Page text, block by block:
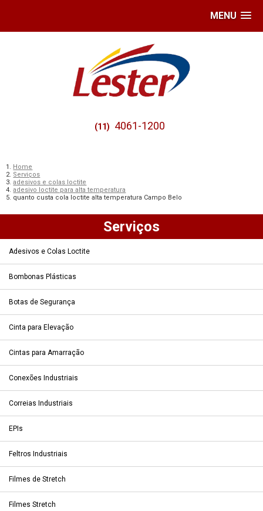
MENU
(11) 4061-1200
Home
Serviços
adesivos e colas loctite
adesivo loctite para alta temperatura
quanto custa cola loctite alta temperatura Campo Belo
Serviços
Adesivos e Colas Loctite
Bombonas Plásticas
Botas de Segurança
Cinta para Elevação
Cintas para Amarração
Conexões Industriais
Correias Industriais
EPIs
Feltros Industriais
Filmes de Stretch
Filmes Stretch